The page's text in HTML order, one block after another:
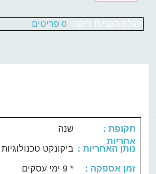
עגלת הקניות ריקה 0 פריטים
: תקופת
אחריות
שנה
: נותן האחריות
ביקונקט טכנולוגיות
: זמן אספקה
* 9 ימי עסקים